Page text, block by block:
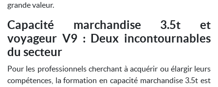
grande valeur.
Capacité marchandise 3.5t et
voyageur V9 : Deux incontournables
du secteur
Pour les professionnels cherchant à acquérir ou élargir leurs
compétences, la formation en capacité marchandise 3.5t est